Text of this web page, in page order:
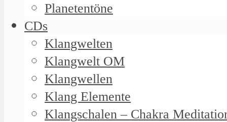
Planetentöne
CDs
Klangwelten
Klangwelt OM
Klangwellen
Klang Elemente
Klangschalen – Chakra